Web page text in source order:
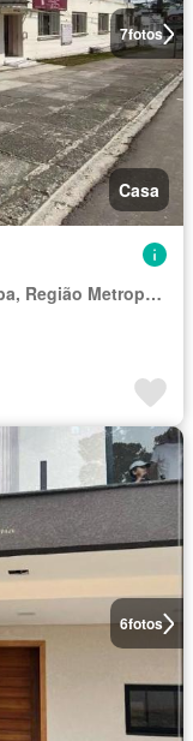
7fotos
Casa
Região Geográfica Imediata de Curitiba, Região Metropolitana de Curitiba
6fotos